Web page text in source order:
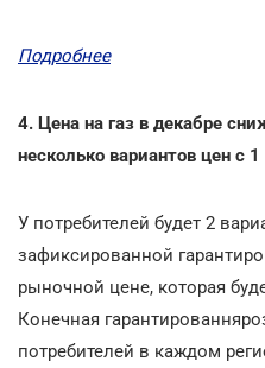
Подробнее
4. Цена на газ в декабре
несколько вариантов цен с
У потребителей будет 2
зафиксированной
рыночной цене, которая
Конечная
потребителей в каждом